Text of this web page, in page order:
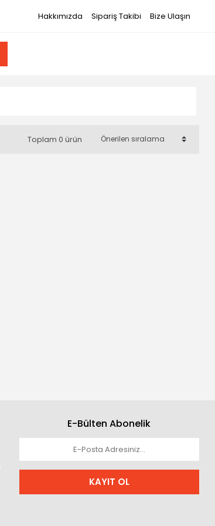
Hakkımızda Sipariş Takibi Bize Ulaşın
Toplam 0 ürün
E-Bülten Abonelik
KAYIT OL